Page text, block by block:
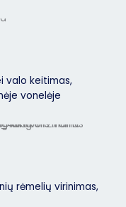
valo keitimas,
vonelėje
rėmelių virinimas,